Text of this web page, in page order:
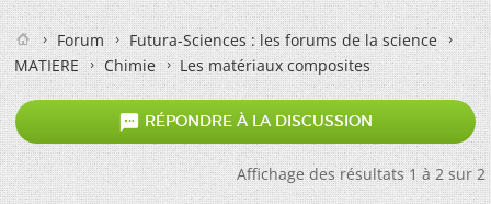
Forum
Futura-Sciences : les forums de la science
MATIERE
Chimie Les matériaux composites
 RÉPONDRE À LA DISCUSSION
Affichage des résultats 1 à 2 sur 2